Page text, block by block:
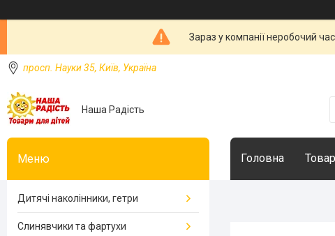
Зараз у компанії неробочий
просп. Науки 35, Київ, Україна
Наша Радість
Головна
Дитячі наколінники, гетри
Слинявчики та фартухи